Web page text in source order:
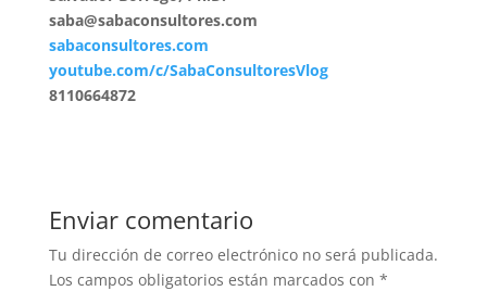
saba@sabaconsultores.com
sabaconsultores.com
youtube.com/c/SabaConsultoresVlog
8110664872
Enviar comentario
Tu dirección de correo electrónico no será publicada.
Los campos obligatorios están marcados con *